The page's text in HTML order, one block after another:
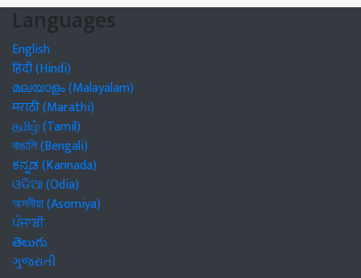
Languages
English
हिंदी (Hindi)
മലയാളം (Malayalam)
मराठी (Marathi)
தமிழ் (Tamil)
বাঙালি (Bengali)
ಕನ್ನಡ (Kannada)
ଓଡିଆ (Odia)
অসমীয়া (Asomiya)
ਪੰਜਾਬੀ
తెలుగు
ગુજરાતી